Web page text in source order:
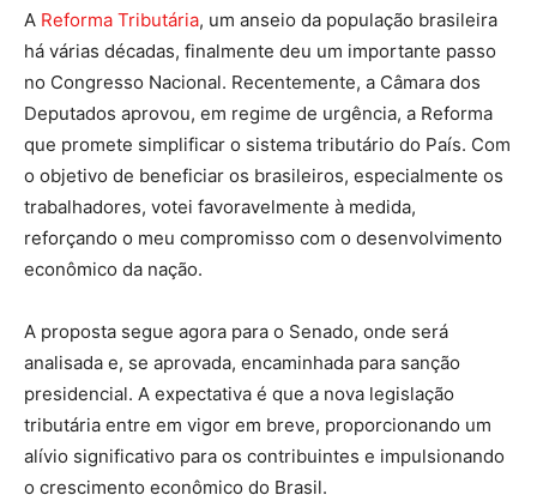
A Reforma Tributária, um anseio da população brasileira
há várias décadas, finalmente deu um importante passo
no Congresso Nacional. Recentemente, a Câmara dos
Deputados aprovou, em regime de urgência, a Reforma
que promete simplificar o sistema tributário do País. Com
o objetivo de beneficiar os brasileiros, especialmente os
trabalhadores, votei favoravelmente à medida,
reforçando o meu compromisso com o desenvolvimento
econômico da nação.
A proposta segue agora para o Senado, onde será
analisada e, se aprovada, encaminhada para sanção
presidencial. A expectativa é que a nova legislação
tributária entre em vigor em breve, proporcionando um
alívio significativo para os contribuintes e impulsionando
o crescimento econômico do Brasil.